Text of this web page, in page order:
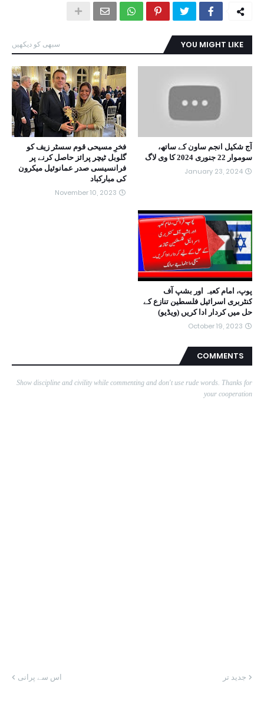
YOU MIGHT LIKE سبھی کو دیکھیں
آج شکیل انجم ساون کے ساتھ،
سوموار 22 جنوری 2024 کا وی لاگ
January 23, 2024
فخرِ مسیحی قوم سسٹر زیف کو
گلوبل ٹیچر پرائز حاصل کرنے پر
فرانسیسی صدر عمانوئیل میکرون
کی مبارکباد
November 10, 2023
پوپ، امام کعبہ اور بشپ آف
کنٹربری اسرائیل فلسطین تنازع کے
حل میں کردار ادا کریں (ویڈیو)
October 19, 2023
COMMENTS
Show discipline and civility while commenting and don't use rude words. Thanks for
your cooperation
جدید تر اس سے پرانی